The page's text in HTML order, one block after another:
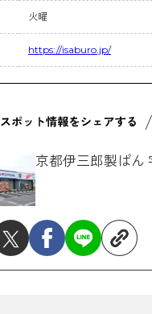
火曜
https://isaburo.jp/
京都伊三郎製ぱん